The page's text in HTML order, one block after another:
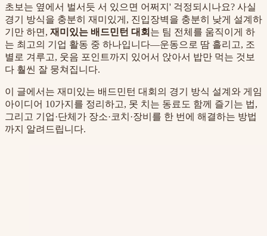
초보는 옆에서 벌서듯 서 있으면 어쩌지' 걱정되시나요? 사실
경기 방식을 충분히 재미있게, 진입장벽을 충분히 낮게 설계하
기만 하면, 재미있는 배드민턴 대회 는 팀 전체를 움직이게 하
는 최고의 기업 활동 중 하나입니다—운동으로 땀 흘리고, 조
별로 겨루고, 웃음 포인트까지 있어서 앉아서 밥만 먹는 것보
다 훨씬 잘 뭉쳐집니다.
이 글에서는 재미있는 배드민턴 대회의 경기 방식 설계와 게임
아이디어 10가지를 정리하고, 못 치는 동료도 함께 즐기는 법,
그리고 기업·단체가 장소·코치·장비를 한 번에 해결하는 방법
까지 알려드립니다.